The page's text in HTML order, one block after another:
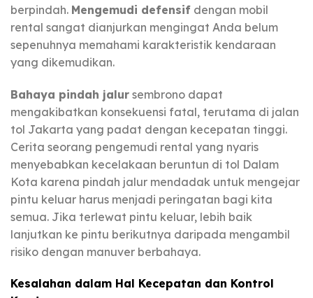
berpindah. Mengemudi defensif dengan mobil
rental sangat dianjurkan mengingat Anda belum
sepenuhnya memahami karakteristik kendaraan
yang dikemudikan.
Bahaya pindah jalur sembrono dapat
mengakibatkan konsekuensi fatal, terutama di jalan
tol Jakarta yang padat dengan kecepatan tinggi.
Cerita seorang pengemudi rental yang nyaris
menyebabkan kecelakaan beruntun di tol Dalam
Kota karena pindah jalur mendadak untuk mengejar
pintu keluar harus menjadi peringatan bagi kita
semua. Jika terlewat pintu keluar, lebih baik
lanjutkan ke pintu berikutnya daripada mengambil
risiko dengan manuver berbahaya.
Kesalahan dalam Hal Kecepatan dan Kontrol